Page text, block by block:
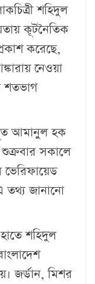
শহিদুল
কূটনৈতিক
করেছে,
নেওয়া
শতভাগ
আমানুল হক
সকালে
ভেরিফায়েড
জানানো
শহিদুল
জর্ডান, মিশর